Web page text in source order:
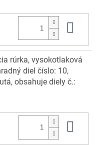
rúrka, vysokotlaková
diel číslo: 10,
obsahuje diely č.: